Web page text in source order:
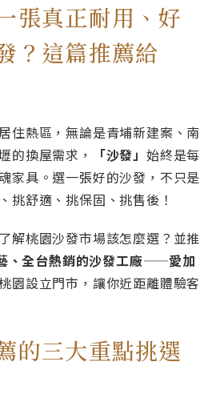
張真正耐用、好
？這篇推薦給
住熱區，無論是青埔新建案、南
的換屋需求，
「沙發」始終是每
家具。選一張好的沙發，不只是
挑舒適、挑保固、挑售後！
解桃園沙發市場該怎麼選？並推
、全台熱銷的沙發工廠——愛加
園設立門市，讓你近距離體驗客
的三大重點挑選